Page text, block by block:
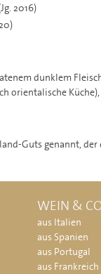
2016)
dunklem
orientalische
Guts genannt,
WEIN &
aus Italien
aus Spanien
aus Portugal
aus Frankreich